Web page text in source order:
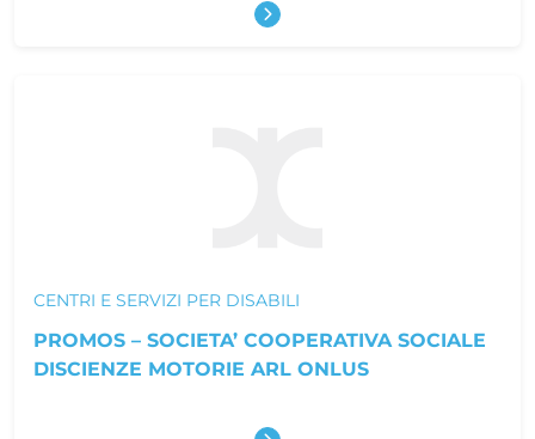
Scopri di più
CENTRI E SERVIZI PER DISABILI
PROMOS – SOCIETA’ COOPERATIVA SOCIALE
DISCIENZE MOTORIE ARL ONLUS